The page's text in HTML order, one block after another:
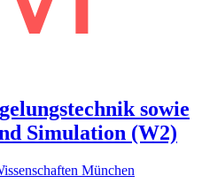
sowie
Simulation (W2)
München